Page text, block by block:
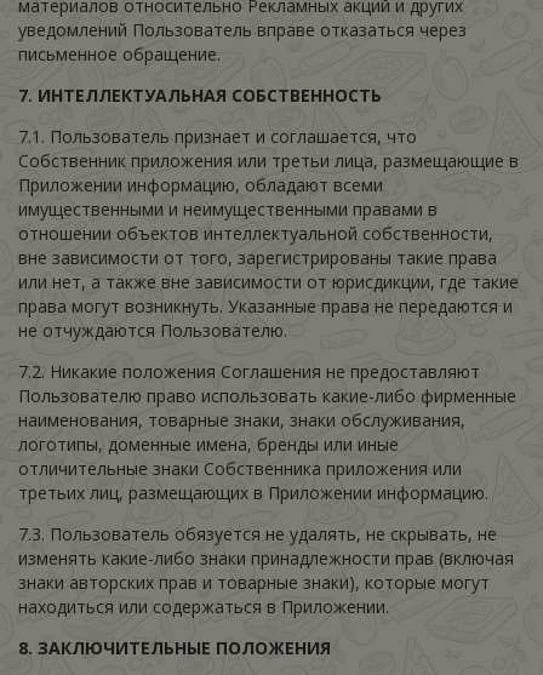
материалов относительно Рекламных акций и других
уведомлений Пользователь вправе отказаться через
письменное обращение.
7. ИНТЕЛЛЕКТУАЛЬНАЯ СОБСТВЕННОСТЬ
7.1. Пользователь признает и соглашается, что
Собственник приложения или третьи лица, размещающие в
Приложении информацию, обладают всеми
имущественными и неимущественными правами в
отношении объектов интеллектуальной собственности,
вне зависимости от того, зарегистрированы такие права
или нет, а также вне зависимости от юрисдикции, где такие
права могут возникнуть. Указанные права не передаются и
не отчуждаются Пользователю.
7.2. Никакие положения Соглашения не предоставляют
Пользователю право использовать какие-либо фирменные
наименования, товарные знаки, знаки обслуживания,
логотипы, доменные имена, бренды или иные
отличительные знаки Собственника приложения или
третьих лиц, размещающих в Приложении информацию.
7.3. Пользователь обязуется не удалять, не скрывать, не
изменять какие-либо знаки принадлежности прав (включая
знаки авторских прав и товарные знаки), которые могут
находиться или содержаться в Приложении.
8. ЗАКЛЮЧИТЕЛЬНЫЕ ПОЛОЖЕНИЯ